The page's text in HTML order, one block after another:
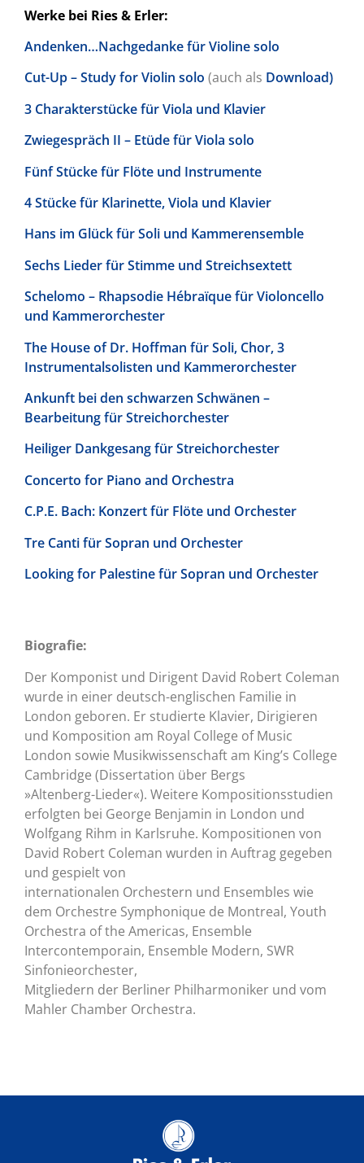
Werke bei Ries & Erler:
Andenken…Nachgedanke für Violine solo
Cut-Up – Study for Violin solo (auch als Download)
3 Charakterstücke für Viola und Klavier
Zwiegespräch II – Etüde für Viola solo
Fünf Stücke für Flöte und Instrumente
4 Stücke für Klarinette, Viola und Klavier
Hans im Glück für Soli und Kammerensemble
Sechs Lieder für Stimme und Streichsextett
Schelomo – Rhapsodie Hébraïque für Violoncello
und Kammerorchester
The House of Dr. Hoffman für Soli, Chor, 3
Instrumentalsolisten und Kammerorchester
Ankunft bei den schwarzen Schwänen –
Bearbeitung für Streichorchester
Heiliger Dankgesang für Streichorchester
Concerto for Piano and Orchestra
C.P.E. Bach: Konzert für Flöte und Orchester
Tre Canti für Sopran und Orchester
Looking for Palestine für Sopran und Orchester
Biografie:
Der Komponist und Dirigent David Robert Coleman
wurde in einer deutsch-englischen Familie in
London geboren. Er studierte Klavier, Dirigieren
und Komposition am Royal College of Music
London sowie Musikwissenschaft am King’s College
Cambridge (Dissertation über Bergs
»Altenberg-Lieder«). Weitere Kompositionsstudien
erfolgten bei George Benjamin in London und
Wolfgang Rihm in Karlsruhe. Kompositionen von
David Robert Coleman wurden in Auftrag gegeben
und gespielt von
internationalen Orchestern und Ensembles wie
dem Orchestre Symphonique de Montreal, Youth
Orchestra of the Americas, Ensemble
Intercontemporain, Ensemble Modern, SWR
Sinfonieorchester,
Mitgliedern der Berliner Philharmoniker und vom
Mahler Chamber Orchestra.